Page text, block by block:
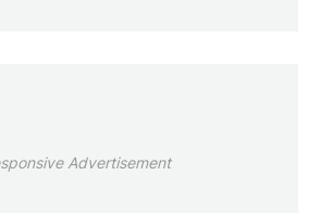
Advertisement